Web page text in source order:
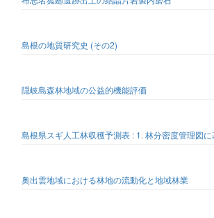
島根の地質研究史 (その2)
隠岐島森林地域の公益的機能評価
島根県スギ人工林収穫予測表 : 1. 林分密度管理図
奥出雲地域における林地の流動化と地域林業